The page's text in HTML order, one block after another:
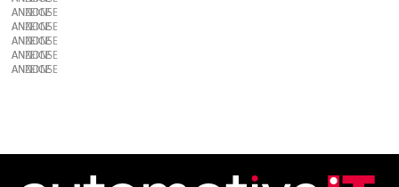
ANZEIGE
ANZEIGE
ANZEIGE
ANZEIGE
ANZEIGE